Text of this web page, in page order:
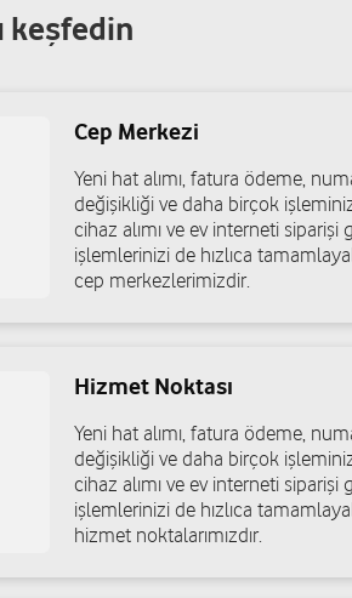
Cad. No: 122 Torbalı/İzmir
Engin
No: 2/A Torbalı/İzmir
Turizm Taah. San. Ve Tic. Ltd. Şti.
keşfedin
Cep Merkezi
Yeni hat alımı, fatura ödeme,
değişikliği ve daha birçok
cihaz alımı ve ev interneti siparişi
işlemlerinizi de hızlıca
cep merkezlerimizdir.
Hizmet Noktası
Yeni hat alımı, fatura ödeme,
değişikliği ve daha birçok
cihaz alımı ve ev interneti siparişi
işlemlerinizi de hızlıca
hizmet noktalarımızdır.